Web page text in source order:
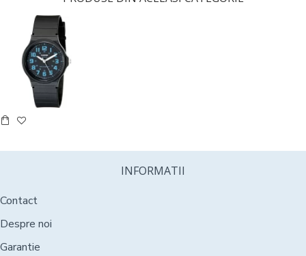
INFORMATII
Contact
Despre noi
Garantie